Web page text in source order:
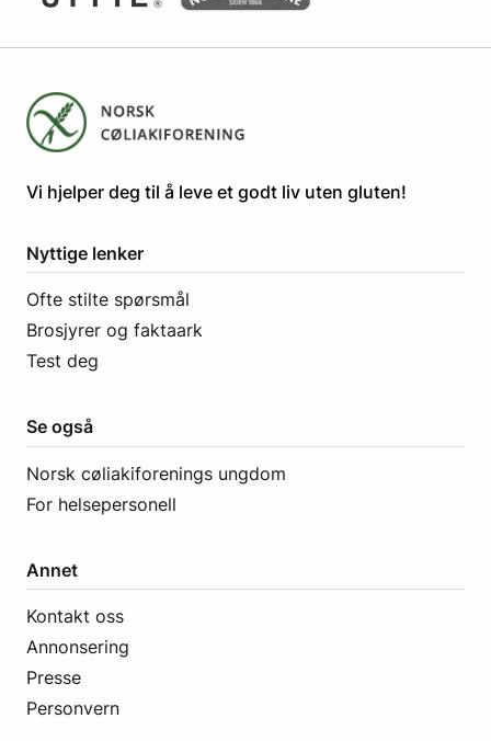
​​​​Vi hjelper deg til å leve et godt liv uten gluten! ​
Nyttige lenker
Ofte stilte spørsmål
Brosjyrer og faktaark
Test deg
Se også
Norsk cøliakiforenings ungdom
For helsepersonell
Annet
Kontakt oss
Annonsering
Presse
Personvern